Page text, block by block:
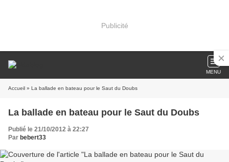
Publicité
MENU
Accueil » La ballade en bateau pour le Saut du Doubs
La ballade en bateau pour le Saut du Doubs
Publié le 21/10/2012 à 22:27
Par bebert33